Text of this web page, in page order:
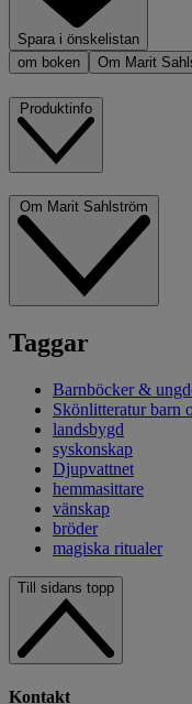
Spara i önskelistan
om boken
Om Marit
Taggar
Barnböcker &
Skönlitteratur barn
landsbygd
syskonskap
Djupvattnet
hemmasittare
vänskap
bröder
magiska ritualer
Till sidans topp
Kontakt